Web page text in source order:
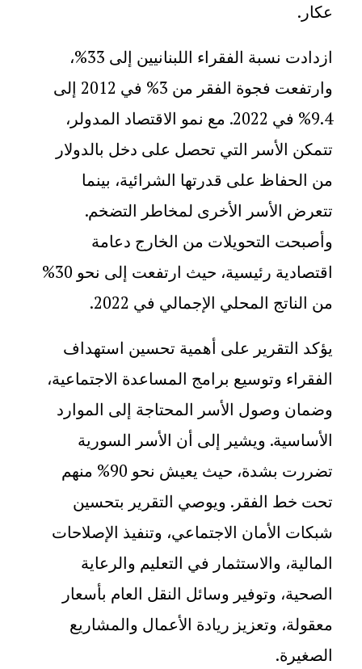
عكار.
ازدادت نسبة الفقراء اللبنانيين إلى 33%،
وارتفعت فجوة الفقر من 3% في 2012 إلى
9.4% في 2022. مع نمو الاقتصاد المدولر،
تتمكن الأسر التي تحصل على دخل بالدولار
من الحفاظ على قدرتها الشرائية، بينما
تتعرض الأسر الأخرى لمخاطر التضخم.
وأصبحت التحويلات من الخارج دعامة
اقتصادية رئيسية، حيث ارتفعت إلى نحو 30%
من الناتج المحلي الإجمالي في 2022
.
يؤكد التقرير على أهمية تحسين استهداف
الفقراء وتوسيع برامج المساعدة الاجتماعية،
وضمان وصول الأسر المحتاجة إلى الموارد
الأساسية. ويشير إلى أن الأسر السورية
تضررت بشدة، حيث يعيش نحو 90% منهم
تحت خط الفقر. ويوصي التقرير بتحسين
شبكات الأمان الاجتماعي، وتنفيذ الإصلاحات
المالية، والاستثمار في التعليم والرعاية
الصحية، وتوفير وسائل النقل العام بأسعار
معقولة، وتعزيز ريادة الأعمال والمشاريع
الصغيرة.